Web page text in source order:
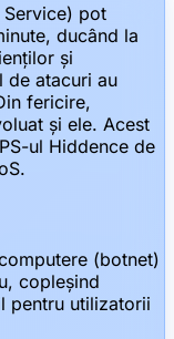
pot
ducând la
și
de atacuri au
fericire,
și ele. Acest
ul Hiddence de
(botnet)
copleșind
pentru utilizatorii